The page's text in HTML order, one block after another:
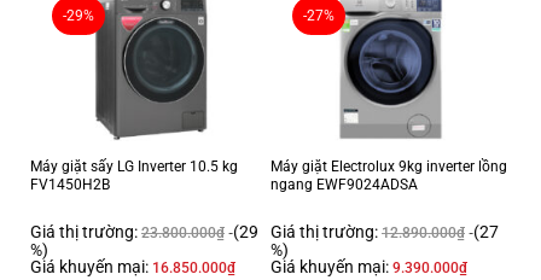
-29%
Máy giặt sấy LG Inverter 10.5 kg
FV1450H2B
Giá thị trường: 23.800.000₫ (29
%)
Giá khuyến mại: 16.850.000₫
-27%
Máy giặt Electrolux 9kg inverter lồng
ngang EWF9024ADSA
Giá thị trường: 12.890.000₫ (27
%)
Giá khuyến mại: 9.390.000₫